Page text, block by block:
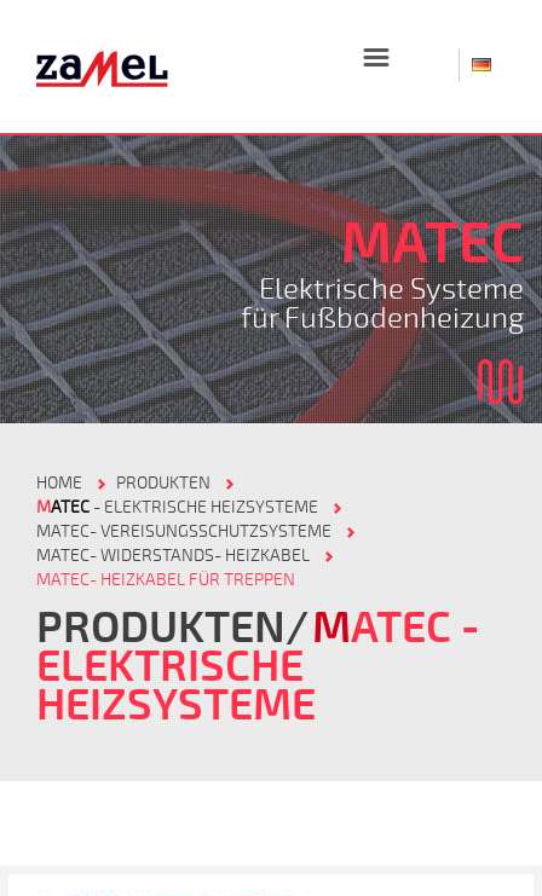
☰
MATEC
Elektrische Systeme
für Fußbodenheizung
HOME
PRODUKTEN
MATEC - ELEKTRISCHE HEIZSYSTEME
MATEC- VEREISUNGSSCHUTZSYSTEME
MATEC- WIDERSTANDS- HEIZKABEL
MATEC- HEIZKABEL FÜR TREPPEN
PRODUKTEN MATEC -
ELEKTRISCHE
HEIZSYSTEME